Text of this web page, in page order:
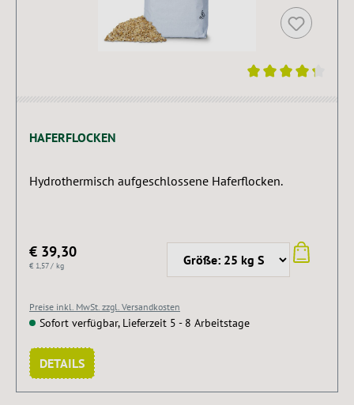
HAFERFLOCKEN
Hydrothermisch aufgeschlossene Haferflocken.
€ 39,30
€ 1,57 / kg
Preise inkl. MwSt. zzgl. Versandkosten
Sofort verfügbar, Lieferzeit 5 - 8 Arbeitstage
DETAILS